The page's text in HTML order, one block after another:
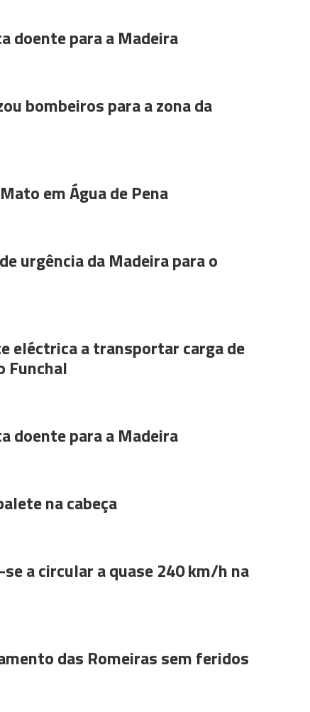
doente para a Madeira
bombeiros para a zona da
em Água de Pena
urgência da Madeira para o
eléctrica a transportar carga de
Funchal
doente para a Madeira
na cabeça
a circular a quase 240 km/h na
das Romeiras sem feridos